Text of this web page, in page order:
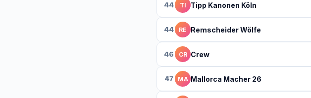
44 TI Tipp Kanonen Köln
44 RE Remscheider Wölfe
46 CR Crew
47 MA Mallorca Macher 26